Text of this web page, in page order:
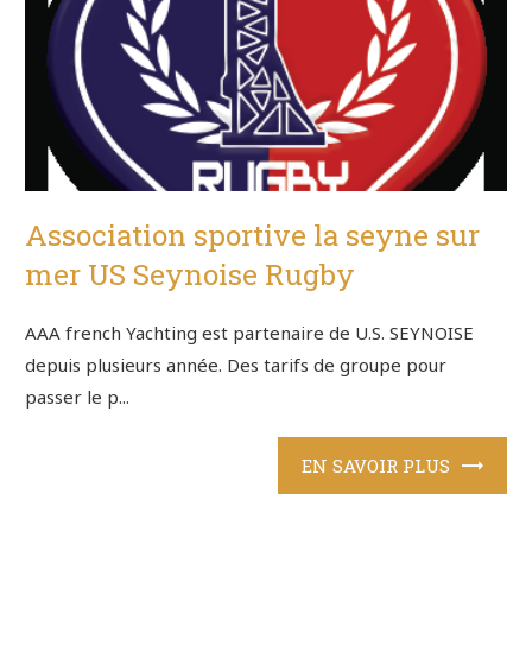
Association sportive la seyne sur
mer US Seynoise Rugby
AAA french Yachting est partenaire de U.S. SEYNOISE
depuis plusieurs année. Des tarifs de groupe pour
passer le p...
EN SAVOIR PLUS